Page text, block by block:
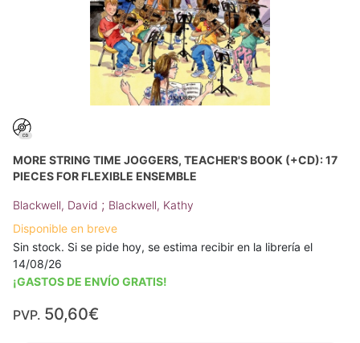
MORE STRING TIME JOGGERS, TEACHER'S BOOK (+CD): 17
PIECES FOR FLEXIBLE ENSEMBLE
Blackwell, David ; Blackwell, Kathy
Disponible en breve
Sin stock. Si se pide hoy, se estima recibir en la librería el
14/08/26
¡GASTOS DE ENVÍO GRATIS!
PVP. 50,60€